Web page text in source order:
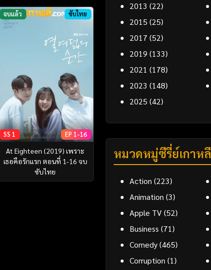
จบแล้ว ซับไทย
SS 1 EP 1-16
At Eighteen (2019) เพราะ
เธอคือรักแรก ตอนที่ 1-16 จบ
ซับไทย
2013 (22)
2015 (25)
2017 (52)
2019 (133)
2021 (178)
2023 (148)
2025 (42)
หมวดหมู่ซีรี่ย์เกาหลี
Action (223)
Animation (3)
Apple TV(52)
Business (71)
Comedy(465)
Corruption (1)